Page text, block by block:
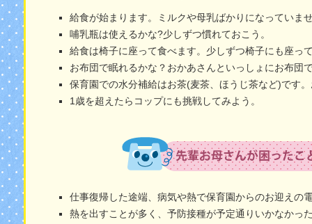
給食が始まります。ミルクや母乳ばかりになっていま
哺乳瓶は使えるかな?少しずつ慣れておこう。
給食は椅子に座って食べます。少しずつ椅子にも座っ
お布団で眠れるかな？おかあさんといっしょにお布団
保育園での水分補給はお茶(麦茶、ほうじ茶など)です
1歳を超えたらコップにも挑戦してみよう。
仕事復帰した途端、病気や熱で保育園からのお迎えの
熱を出すことが多く、予防接種が予定通りいかなかっ